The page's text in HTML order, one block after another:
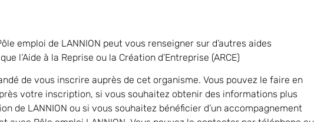
emploi de LANNION peut vous renseigner sur d’autres aides
l’Aide à la Reprise ou la Création d’Entreprise (ARCE)
de vous inscrire auprès de cet organisme. Vous pouvez le faire en
votre inscription, si vous souhaitez obtenir des informations plus
de LANNION ou si vous souhaitez bénéficier d’un accompagnement